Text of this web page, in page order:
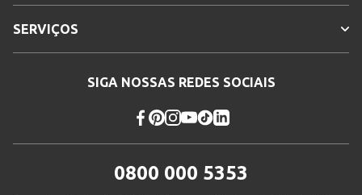
SERVIÇOS
SIGA NOSSAS REDES SOCIAIS
0800 000 5353